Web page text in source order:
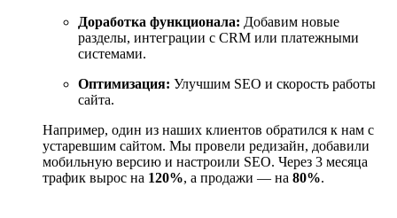
Доработка функционала: Добавим новые
разделы, интеграции с CRM или платежными
системами.
Оптимизация: Улучшим SEO и скорость работы
сайта.
Например, один из наших клиентов обратился к нам с
устаревшим сайтом. Мы провели редизайн, добавили
мобильную версию и настроили SEO. Через 3 месяца
трафик вырос на 120%, а продажи — на 80%.